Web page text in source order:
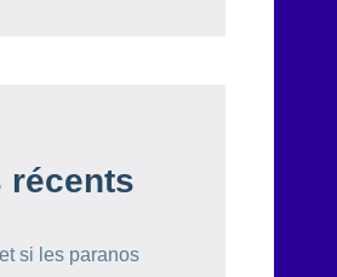
récents
si les paranos